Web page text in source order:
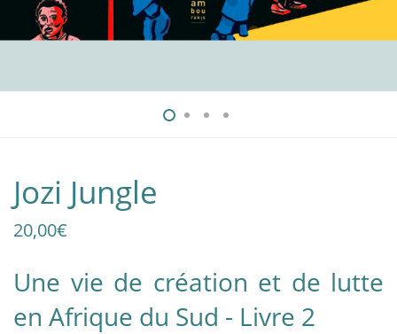
Jozi Jungle
20,00€
Une vie de création et de lutte
en Afrique du Sud - Livre 2